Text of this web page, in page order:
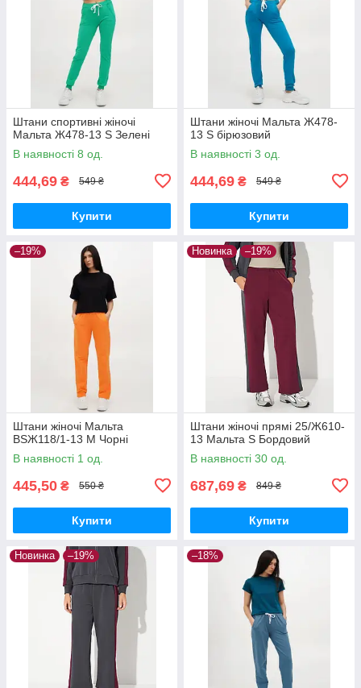
Штани спортивні жіночі
Мальта Ж478-13 S Зелені
В наявності 8 од.
444,69 ₴ 549 ₴
Купити
Штани жіночі Мальта Ж478-
13 S бірюзовий
В наявності 3 од.
444,69 ₴ 549 ₴
Купити
–19%
Штани жіночі Мальта
BSЖ118/1-13 M Чорні
В наявності 1 од.
445,50 ₴ 550 ₴
Купити
Новинка –19%
Штани жіночі прямі 25/Ж610-
13 Мальта S Бордовий
В наявності 30 од.
687,69 ₴ 849 ₴
Купити
Новинка –19% –18%